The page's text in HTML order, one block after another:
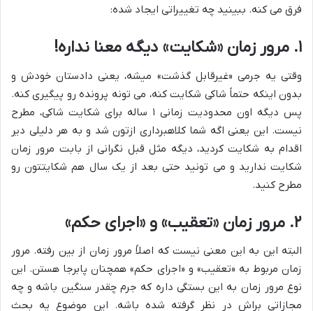
فرق می کنه. ببینید چه تغییراتی ایجاد شده:
۱. مرور زمان «شکایت» دیگه معنا نداره!
وقتی یه جرمی «غیرقابل گذشت» میشه، یعنی دادستان خودش و
بدون اینکه حتماً شاکی شکایت کنه، می تونه پرونده رو پیگیری کنه.
پس دیگه اون محدودیت زمانی ۱ ساله برای شکایت شاکی، مطرح
نیست. این یعنی اگه شما کلاهبرداری ازتون شد و به هر دلیلی دیر
اقدام به شکایت کردید، دیگه مثل قبل نگرانی از بابت مرور زمان
شکایت ندارید و می تونید حتی بعد از یک سال هم شکایتتون رو
مطرح کنید.
۲. مرور زمان «تعقیب» و «اجرای حکم»
البته این به این معنی نیست که اصلاً مرور زمان از بین رفته. مرور
زمان مربوط به «تعقیب» و «اجرای حکم» همچنان پابرجا هستن. این
نوع مرور زمان به این بستگی داره که جرم چقدر سنگین باشه و چه
مجازاتی براش در نظر گرفته شده باشه. این موضوع یه بحث